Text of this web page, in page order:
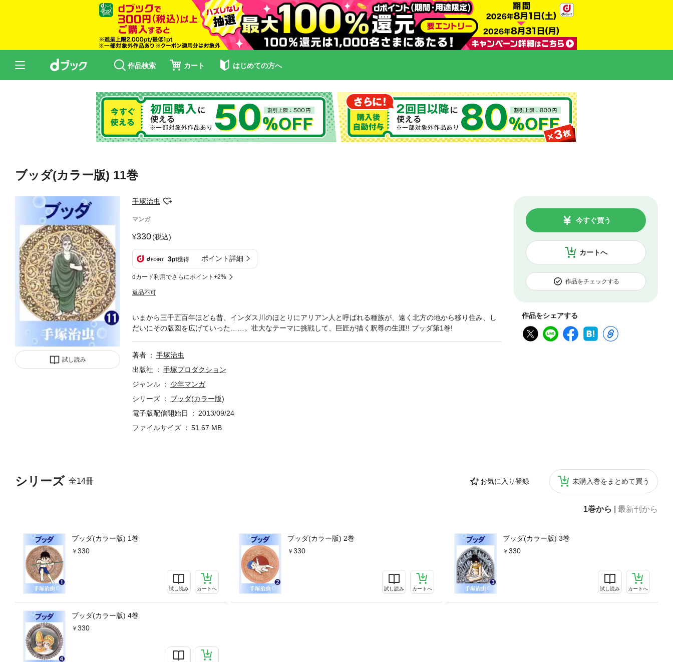
作品検索 カート はじめての方へ
ブッダ(カラー版) 11巻
試し読み
手塚治虫
マンガ
330(税込)
3pt獲得 ポイント詳細
dカード利用でさらにポイント+2%
返品不可
カートへ
今すぐ買う
作品をチェックする
作品をシェアする
シリーズ 全14冊 お気に入り登録 未購入巻をまとめて買う
1巻から 最新刊から
ブッダ(カラー版) 1巻
330
試し読み カートへ
ブッダ(カラー版) 2巻
330
試し読み カートへ
ブッダ(カラー版) 3巻
330
試し読み カートへ
ブッダ(カラー版) 4巻
330
いまから三千五百年ほども昔、インダス川のほとりにアリアン人と呼ばれる種族が、遠く北方の地から移り住み、し
だいにその版図を広げていった……。壮大なテーマに挑戦して、巨匠が描く釈尊の生涯!! ブッダ第1巻!
著者
手塚治虫
出版社
手塚プロダクション
ジャンル
少年マンガ
シリーズ
ブッダ(カラー版)
電子版配信開始日
2013/09/24
ファイルサイズ
51.67 MB